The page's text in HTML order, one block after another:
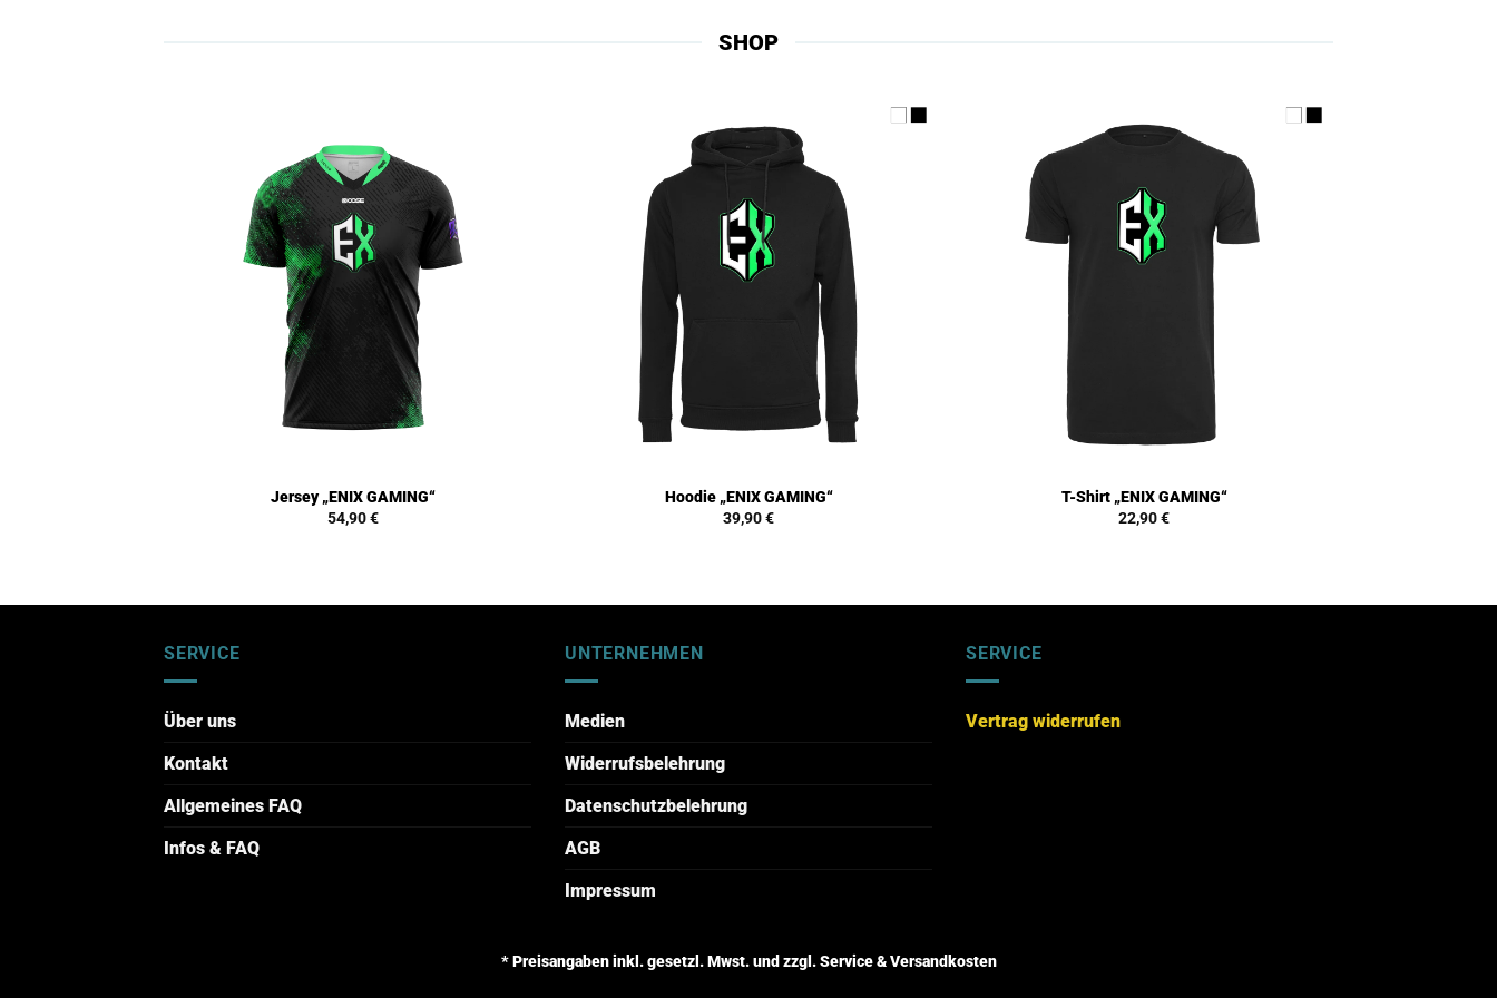
SHOP
Jersey „ENIX GAMING“
54,90€
Hoodie „ENIX GAMING“
39,90€
T-Shirt „ENIX GAMING“
22,90€
SERVICE
Über uns
Kontakt
Allgemeines FAQ
Infos & FAQ
UNTERNEHMEN
Medien
Widerrufsbelehrung
Datenschutzbelehrung
AGB
Impressum
SERVICE
Vertrag widerrufen
* Preisangaben inkl. gesetzl. Mwst. und zzgl. Service & Versandkosten